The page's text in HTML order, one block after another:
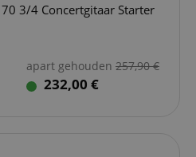
3/4 Concertgitaar Starter
apart gehouden 257,90€
232,00 €